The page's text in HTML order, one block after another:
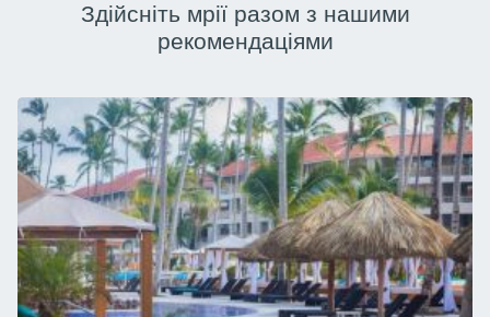
Здійсніть мрії разом з нашими
рекомендаціями